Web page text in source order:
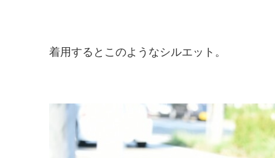
着用するとこのようなシルエット。